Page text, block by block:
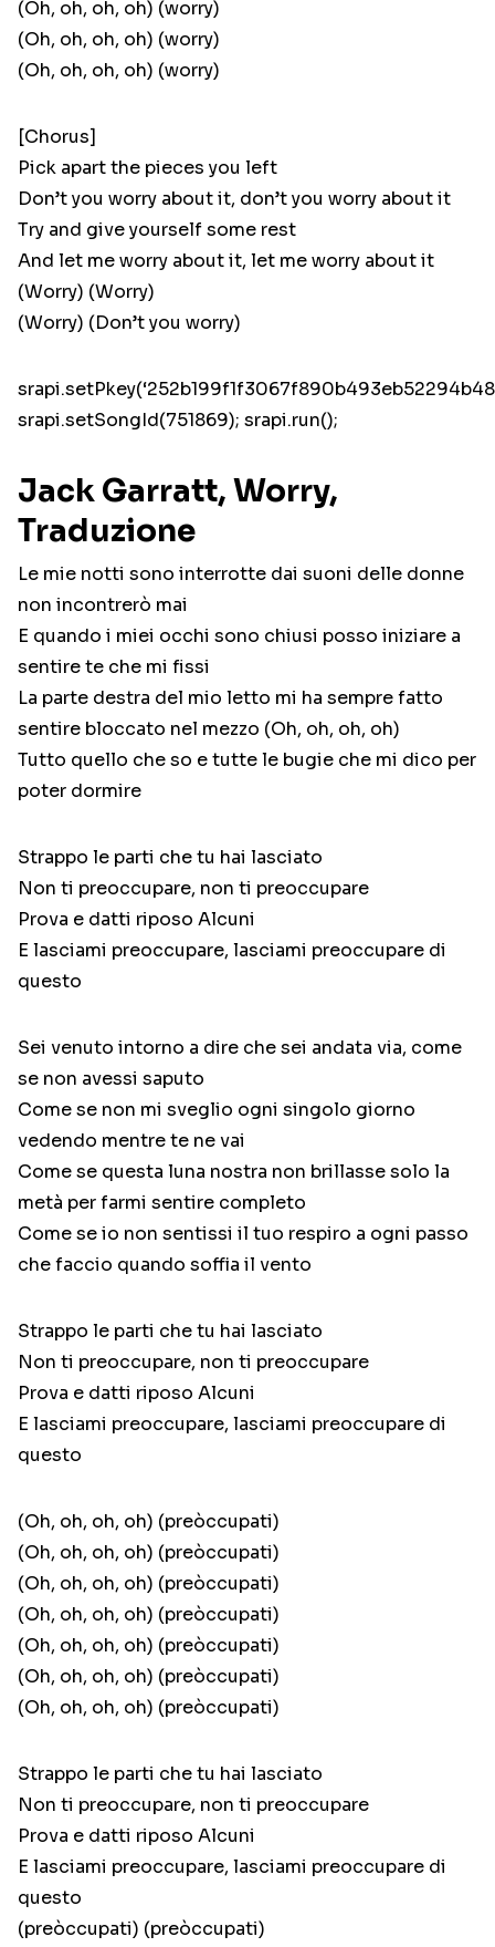
(Oh, oh, oh, oh) (worry)
(Oh, oh, oh, oh) (worry)
(Oh, oh, oh, oh) (worry)
[Chorus]
Pick apart the pieces you left
Don’t you worry about it, don’t you worry about it
Try and give yourself some rest
And let me worry about it, let me worry about it
(Worry) (Worry)
(Worry) (Don’t you worry)
srapi.setSongId(751869); srapi.run();
Jack Garratt, Worry,
Traduzione
Le mie notti sono interrotte dai suoni delle donne
non incontrerò mai
E quando i miei occhi sono chiusi posso iniziare a
sentire te che mi fissi
La parte destra del mio letto mi ha sempre fatto
sentire bloccato nel mezzo (Oh, oh, oh, oh)
Tutto quello che so e tutte le bugie che mi dico per
poter dormire
Strappo le parti che tu hai lasciato
Non ti preoccupare, non ti preoccupare
Prova e datti riposo Alcuni
E lasciami preoccupare, lasciami preoccupare di
questo
Sei venuto intorno a dire che sei andata via, come
se non avessi saputo
Come se non mi sveglio ogni singolo giorno
vedendo mentre te ne vai
Come se questa luna nostra non brillasse solo la
metà per farmi sentire completo
Come se io non sentissi il tuo respiro a ogni passo
che faccio quando soffia il vento
Strappo le parti che tu hai lasciato
Non ti preoccupare, non ti preoccupare
Prova e datti riposo Alcuni
E lasciami preoccupare, lasciami preoccupare di
questo
(Oh, oh, oh, oh) (preòccupati)
(Oh, oh, oh, oh) (preòccupati)
(Oh, oh, oh, oh) (preòccupati)
(Oh, oh, oh, oh) (preòccupati)
(Oh, oh, oh, oh) (preòccupati)
(Oh, oh, oh, oh) (preòccupati)
(Oh, oh, oh, oh) (preòccupati)
Strappo le parti che tu hai lasciato
Non ti preoccupare, non ti preoccupare
Prova e datti riposo Alcuni
E lasciami preoccupare, lasciami preoccupare di
questo
(preòccupati) (preòccupati)